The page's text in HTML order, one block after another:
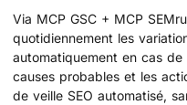
Via MCP GSC + MCP
quotidiennement les
automatiquement en cas
causes probables et les
de veille SEO automatisé,